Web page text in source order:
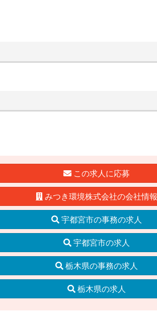
この求人に応募
みつき環境株式会社の会社情報
宇都宮市の事務の求人
宇都宮市の求人
栃木県の事務の求人
栃木県の求人